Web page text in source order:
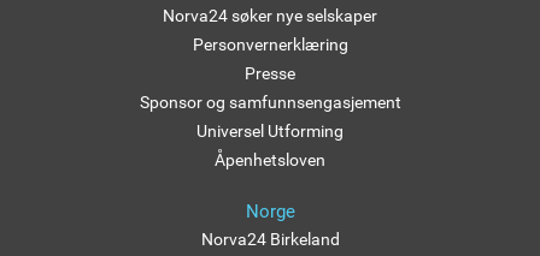
Norva24 søker nye selskaper
Personvernerklæring
Presse
Sponsor og samfunnsengasjement
Universel Utforming
Åpenhetsloven
Norge
Norva24 Birkeland